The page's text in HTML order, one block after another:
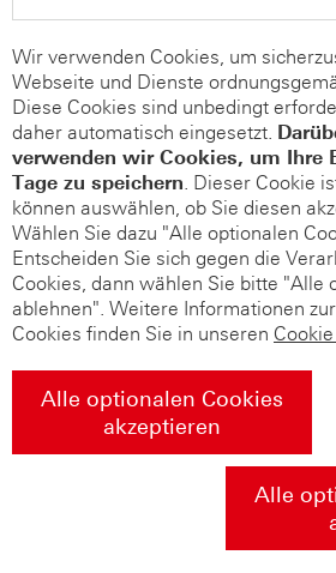
Wir verwenden Cookies, um
Webseite und Dienste
Diese Cookies sind unbedingt
daher automatisch eingesetzt.
verwenden wir Cookies, um Ihre
Tage zu speichern. Dieser Cookie
können auswählen, ob Sie diesen
Wählen Sie dazu "Alle optionalen
Entscheiden Sie sich gegen die
Cookies, dann wählen Sie bitte "Alle
ablehnen". Weitere Informationen
Cookies finden Sie in unseren
Alle optionalen Cookies
akzeptieren
Alle